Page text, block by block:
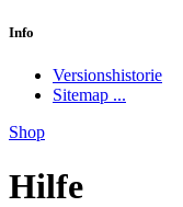
Info
Versionshistorie
Sitemap ...
Shop
Hilfe